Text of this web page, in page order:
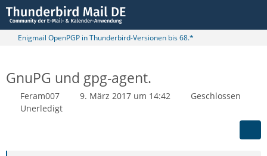
Enigmail OpenPGP in Thunderbird-Versionen bis 68.*
GnuPG und gpg-agent.
Feram007 9. März 2017 um 14:42
Geschlossen
Unerledigt